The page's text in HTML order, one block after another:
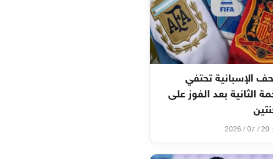
الإسبانية تحتفي
الثانية بعد الفوز على